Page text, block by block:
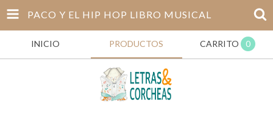
PACO Y EL HIP HOP LIBRO MUSICAL
INICIO PRODUCTOS CARRITO 0